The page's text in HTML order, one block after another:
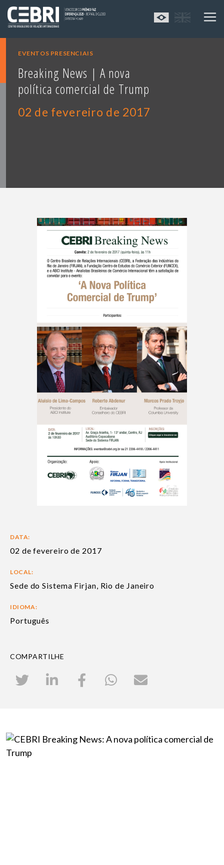
EVENTOS PRESENCIAIS
Breaking News | A nova
política comercial de Trump
02 de fevereiro de 2017
DATA:
02 de fevereiro de 2017
LOCAL:
Sede do Sistema Firjan, Rio de Janeiro
IDIOMA:
Português
COMPARTILHE